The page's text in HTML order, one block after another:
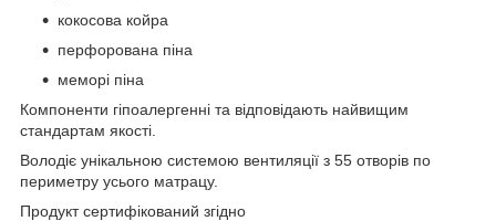
кокосова койра
перфорована піна
меморі піна
Компоненти гіпоалергенні та відповідають найвищим
стандартам якості.
Володіє унікальною системою вентиляції з 55 отворів по
периметру усього матрацу.
Продукт сертифікований згідно